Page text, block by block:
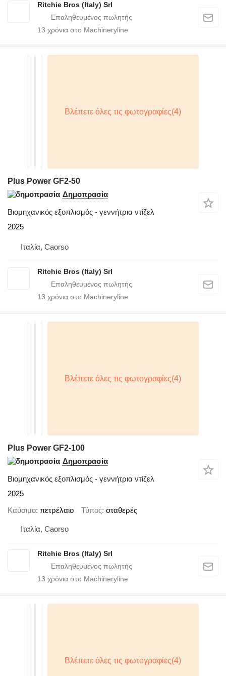
Ritchie Bros (Italy) Srl
13 χρόνια στο Machineryline
Plus Power GF2-50
Δημοπρασία
Βιομηχανικός εξοπλισμός - γεννήτρια ντίζελ
2025
Ιταλία, Caorso
Ritchie Bros (Italy) Srl
13 χρόνια στο Machineryline
Plus Power GF2-100
Δημοπρασία
Βιομηχανικός εξοπλισμός - γεννήτρια ντίζελ
2025
Καύσιμο πετρέλαιο Τύπος σταθερές
Ιταλία, Caorso
Ritchie Bros (Italy) Srl
13 χρόνια στο Machineryline